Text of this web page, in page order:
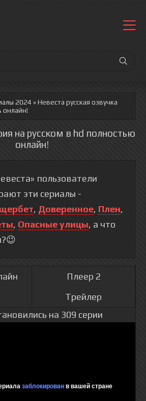
2024 » Невеста русская озвучка
онлайн!
на русском в hd полностью
онлайн!
пользователи
эти сериалы -
, Доверенное, Плен,
, Опасные улицы, а что
Плеер 2
Трейлер
на 309 серии